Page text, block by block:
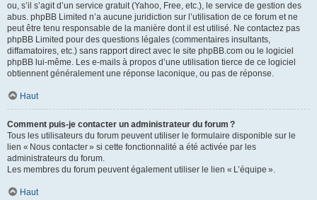
ou, s’il s’agit d’un service gratuit (Yahoo, Free, etc.), le service de gestion des
abus. phpBB Limited n’a aucune juridiction sur l’utilisation de ce forum et ne
peut être tenu responsable de la manière dont il est utilisé. Ne contactez pas
phpBB Limited pour des questions légales (commentaires insultants,
diffamatoires, etc.) sans rapport direct avec le site phpBB.com ou le logiciel
phpBB lui-même. Les e-mails à propos d’une utilisation tierce de ce logiciel
obtiennent généralement une réponse laconique, ou pas de réponse.
Haut
Comment puis-je contacter un administrateur du forum ?
Tous les utilisateurs du forum peuvent utiliser le formulaire disponible sur le
lien « Nous contacter » si cette fonctionnalité a été activée par les
administrateurs du forum.
Les membres du forum peuvent également utiliser le lien « L’équipe ».
Haut